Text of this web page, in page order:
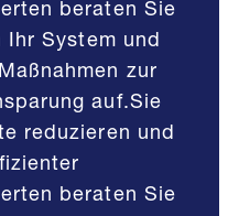
beraten Sie
Ihr System und
zur
auf.Sie
reduzieren und
beraten Sie